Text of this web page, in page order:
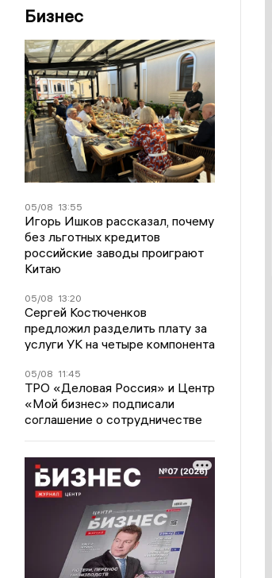
Бизнес
05/08 13:55
Игорь Ишков рассказал, почему
без льготных кредитов
российские заводы проиграют
Китаю
05/08 13:20
Сергей Костюченков
предложил разделить плату за
услуги УК на четыре компонента
05/08 11:45
ТРО «Деловая Россия» и Центр
«Мой бизнес» подписали
соглашение о сотрудничестве